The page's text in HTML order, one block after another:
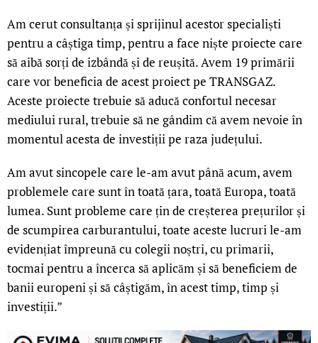
Am cerut consultanța și sprijinul acestor specialiști
pentru a câștiga timp, pentru a face niște proiecte care
să aibă sorți de izbândă și de reușită. Avem 19 primării
care vor beneficia de acest proiect pe TRANSGAZ.
Aceste proiecte trebuie să aducă confortul necesar
mediului rural, trebuie să ne gândim că avem nevoie în
momentul acesta de investiții pe raza județului.
Am avut sincopele care le-am avut până acum, avem
problemele care sunt în toată țara, toată Europa, toată
lumea. Sunt probleme care țin de creșterea prețurilor și
de scumpirea carburantului, toate aceste lucruri le-am
evidențiat împreună cu colegii noștri, cu primarii,
tocmai pentru a încerca să aplicăm și să beneficiem de
banii europeni și să câștigăm, în acest timp, timp și
investiții.”